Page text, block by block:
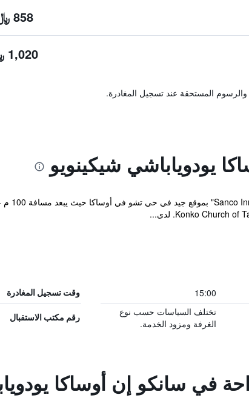
858 ﷼
1,020 ﷼
المستحقة عند تسجيل المغادرة.
يودوياباشي شيكينويو
15:00 وقت تسجيل المغادرة
تختلف السياسات حسب نوع
الغرفة ومزود الخدمة.
رقم مكتب الاستقبال
في سانكو إن أوساكا